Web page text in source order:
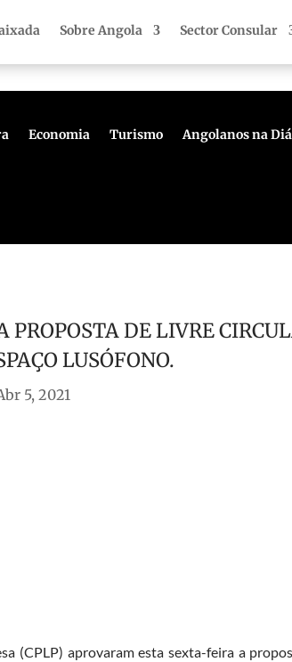
Sobre Angola Sector Consular
Economia Turismo Angolanos na
DE LIVRE
LUSÓFONO.
5, 2021
(CPLP) aprovaram esta sexta-feira a